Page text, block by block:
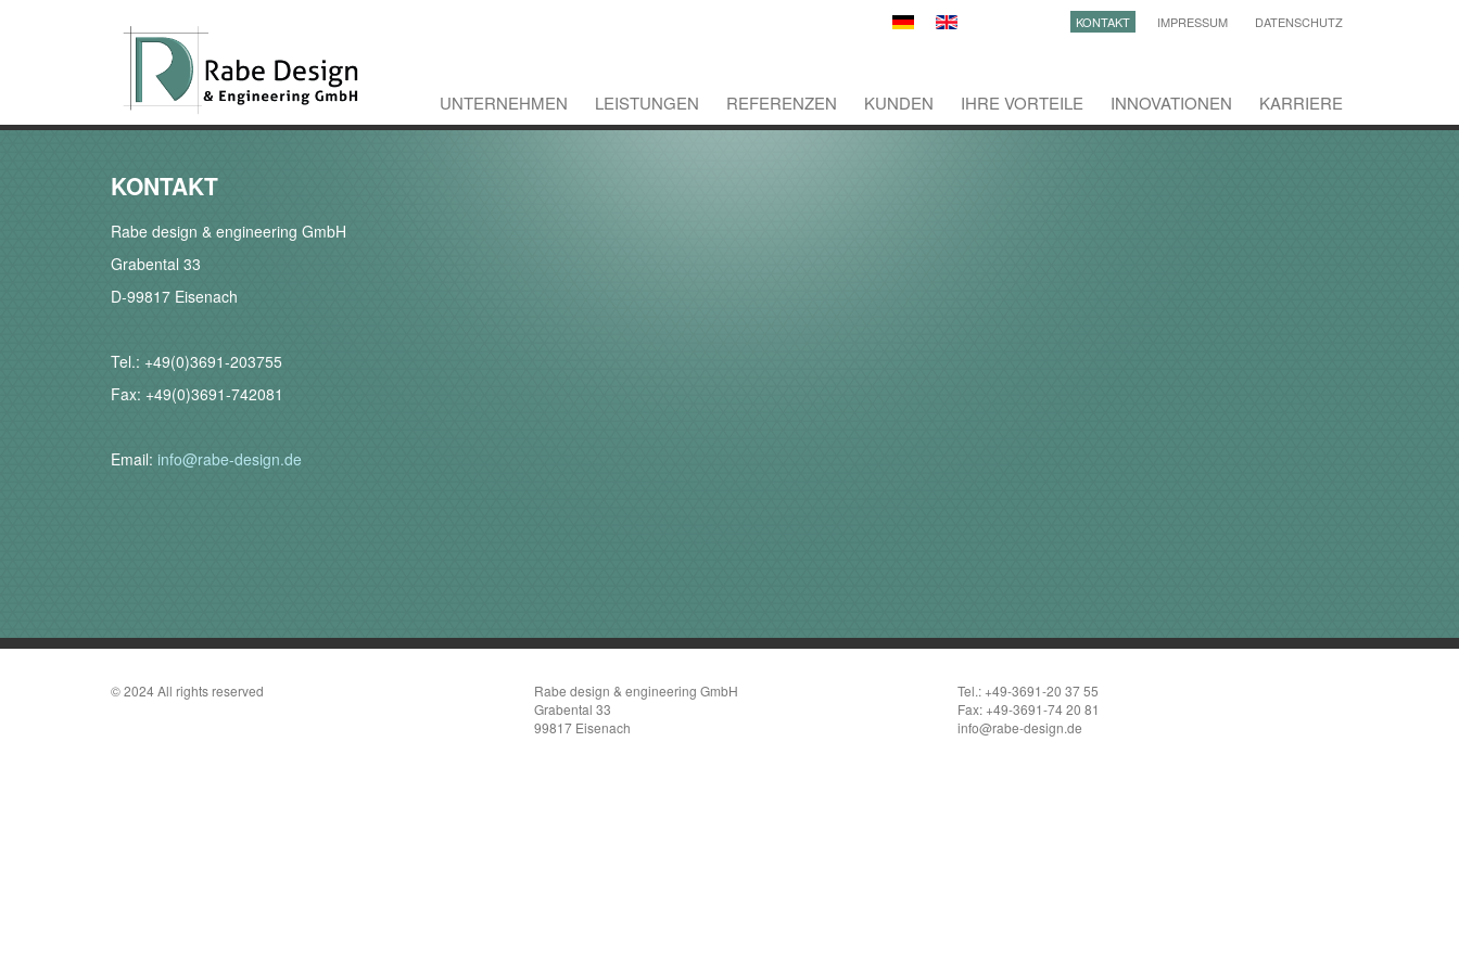
UNTERNEHMEN LEISTUNGEN REFERENZEN KUNDEN IHRE VORTEILE INNOVATIONEN KARRIERE
KONTAKT IMPRESSUM DATENSCHUTZ
KONTAKT
Rabe design & engineering GmbH
Grabental 33
D-99817 Eisenach
Tel.: +49(0)3691-203755
Fax: +49(0)3691-742081
Email: info@rabe-design.de
© 2024 All rights reserved
Rabe design & engineering GmbH
Grabental 33
99817 Eisenach
Tel.: +49-3691-20 37 55
Fax: +49-3691-74 20 81
info@rabe-design.de